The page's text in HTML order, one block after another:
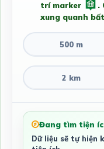
trí marker
.
xung quanh
500 m
2 km
Đang tìm tiện
Dữ liệu sẽ tự hiện